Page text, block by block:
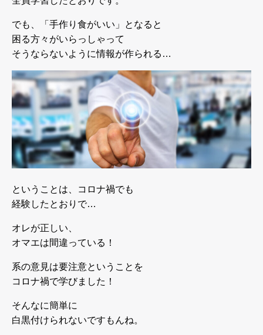
でも、「手作り食がいい」となると
困る方々がいらっしゃって
そうならないように情報が作られる…
ということは、コロナ禍でも
経験したとおりで…
オレが正しい、
オマエは間違っている！
系の意見は要注意ということを
コロナ禍で学びました！
そんなに簡単に
白黒付けられないですもんね。